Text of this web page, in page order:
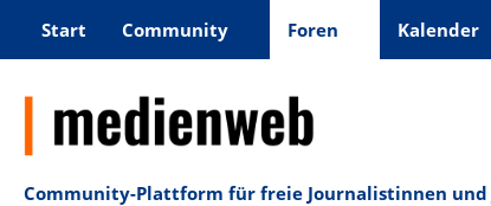
Start Community Foren Kalender
Community-Plattform für freie Journalistinnen und